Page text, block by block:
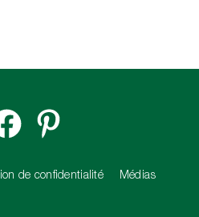
de confidentialité Médias